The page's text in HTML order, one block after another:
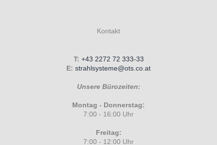
Kontakt
T: +43 2272 72 333-33
E: strahlsysteme@ots.co.at
Unsere Bürozeiten:
Montag - Donnerstag:
7:00 - 16:00 Uhr
Freitag:
7:00 - 12:00 Uhr